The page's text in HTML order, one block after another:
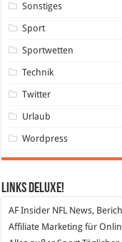
Sonstiges
Sport
Sportwetten
Technik
Twitter
Urlaub
Wordpress
Links DeLuXe!
AF Insider NFL News,
Affiliate Marketing für